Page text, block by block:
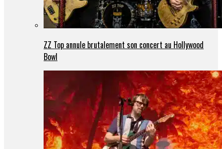
ZZ Top annule brutalement son concert au Hollywood
Bowl